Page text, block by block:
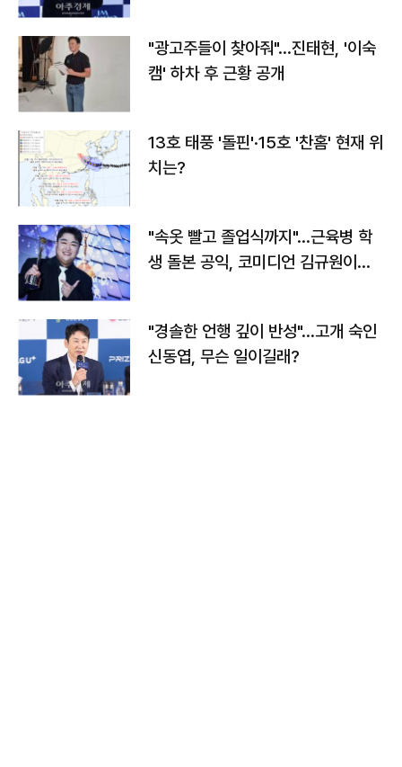
"광고주들이 찾아줘"…진태현, '이숙
캠' 하차 후 근황 공개
13호 태풍 '돌핀'·15호 '찬홈' 현재 위
치는?
"속옷 빨고 졸업식까지"…근육병 학
생 돌본 공익, 코미디언 김규원이었
"경솔한 언행 깊이 반성"…고개 숙인
신동엽, 무슨 일이길래?